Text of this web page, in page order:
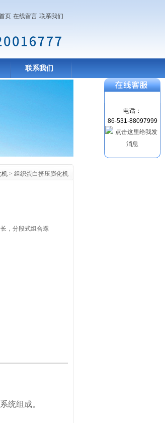
页 在线留言 联系我们
联系我们
机 > 组织蛋白挤压膨化机
，分段式组合螺
统组成。
电话：
86-531-88097999